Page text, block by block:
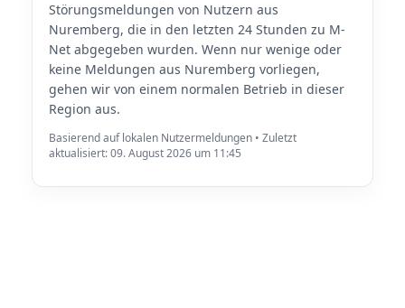
Störungsmeldungen von Nutzern aus
Nuremberg, die in den letzten 24 Stunden zu M-
Net abgegeben wurden. Wenn nur wenige oder
keine Meldungen aus Nuremberg vorliegen,
gehen wir von einem normalen Betrieb in dieser
Region aus.
Basierend auf lokalen Nutzermeldungen • Zuletzt
aktualisiert: 09. August 2026 um 11:45